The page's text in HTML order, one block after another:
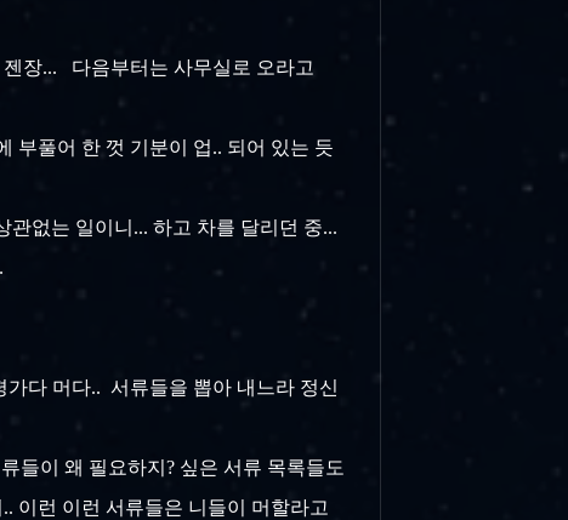
장... 다음부터는 사무실로 오라고
부풀어 한 껏 기분이 업.. 되어 있는 듯
없는 일이니... 하고 차를 달리던 중...
다 머다.. 서류들을 뽑아 내느라 정신
이 왜 필요하지? 싶은 서류 목록들도
이런 이런 서류들은 니들이 머할라고